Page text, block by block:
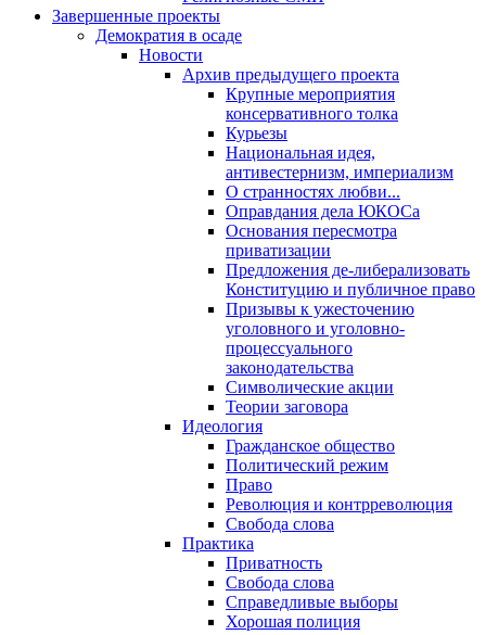
Завершенные проекты
Демократия в осаде
Новости
Архив предыдущего проекта
Крупные мероприятия
консервативного толка
Курьезы
Национальная идея,
антивестернизм, империализм
О странностях любви...
Оправдания дела ЮКОСа
Основания пересмотра
приватизации
Предложения де-либерализовать
Конституцию и публичное право
Призывы к ужесточению
уголовного и уголовно-
процессуального
законодательства
Символические акции
Теории заговора
Идеология
Гражданское общество
Политический режим
Право
Революция и контрреволюция
Свобода слова
Практика
Приватность
Свобода слова
Справедливые выборы
Хорошая полиция